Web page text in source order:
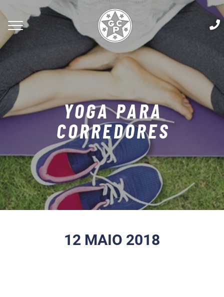
YOGA PARA
CORREDORES
12 MAIO 2018